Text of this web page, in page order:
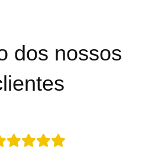
dos nossos